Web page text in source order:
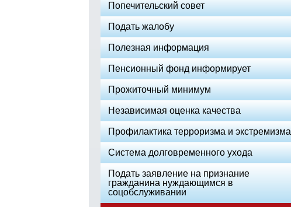
Попечительский совет
Подать жалобу
Полезная информация
Пенсионный фонд информирует
Прожиточный минимум
Независимая оценка качества
Профилактика терроризма и экстремизма
Система долговременного ухода
Подать заявление на признание
гражданина нуждающимся в
соцобслуживании